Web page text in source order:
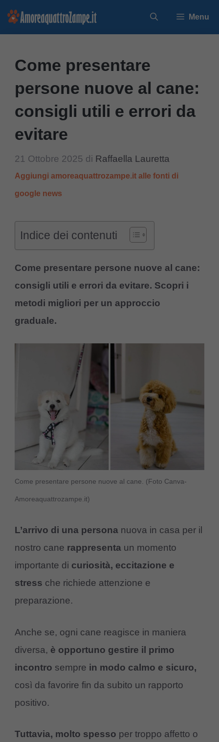
Vai
Menu
Come presentare
persone nuove al cane:
consigli utili e errori da
evitare
21 Ottobre 2025 di Raffaella Lauretta
Aggiungi amoreaquattrozampe.it alle fonti di
google news
Indice dei contenuti
Come presentare persone nuove al cane:
consigli utili e errori da evitare. Scopri i
metodi migliori per un approccio
graduale.
Come presentare persone nuove al cane. (Foto Canva-
Amoreaquattrozampe.it)
L’arrivo di una persona nuova in casa per il
nostro cane rappresenta un momento
importante di curiosità, eccitazione e
stress che richiede attenzione e
preparazione.
Anche se, ogni cane reagisce in maniera
diversa, è opportuno gestire il primo
incontro sempre in modo calmo e sicuro,
così da favorire fin da subito un rapporto
positivo.
Tuttavia, molto spesso per troppo affetto o